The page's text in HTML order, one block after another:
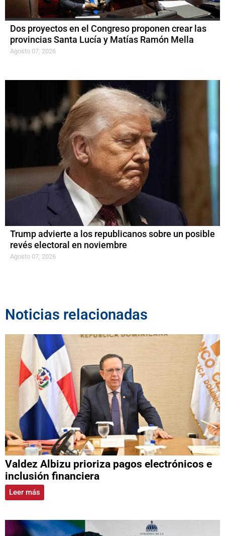
Dos proyectos en el Congreso proponen crear las
provincias Santa Lucía y Matías Ramón Mella
Agosto 07, 2026
Trump advierte a los republicanos sobre un posible
revés electoral en noviembre
Agosto 07, 2026
Noticias relacionadas
Valdez Albizu prioriza pagos electrónicos e
inclusión financiera
Leer más